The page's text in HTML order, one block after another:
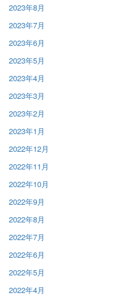
2023年8月
2023年7月
2023年6月
2023年5月
2023年4月
2023年3月
2023年2月
2023年1月
2022年12月
2022年11月
2022年10月
2022年9月
2022年8月
2022年7月
2022年6月
2022年5月
2022年4月